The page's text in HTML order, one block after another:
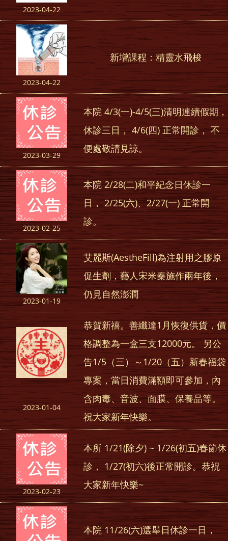
2023-04-22
2023-04-22
新增課程：精靈水飛梭
2023-03-29
本院 4/3(一)-4/5(三)清明連續假期，
休診三日， 4/6(四) 正常開診， 不
便處敬請見諒。
2023-02-25
本院 2/28(二)和平紀念日休診一
日， 2/25(六)、2/27(一) 正常開
診。
2023-01-19
艾麗斯(AestheFill)為注射用之膠原
促生劑，藝人宋米秦施作兩年後，
仍見自然澎潤
2023-01-04
恭賀新禧。善纖達1月恢復供貨，價
格調整為一盒三支12000元。 另公
告1/5（三）～1/20（五）新春福袋
專案，當日消費滿額即可參加，內
含肉毒、音波、面膜、保養品等。
祝大家新年快樂。
2023-02-23
本所 1/21(除夕) ~ 1/26(初五)春節休
診， 1/27(初六)後正常開診。恭祝
大家新年快樂~
本院 11/26(六)選舉日休診一日，